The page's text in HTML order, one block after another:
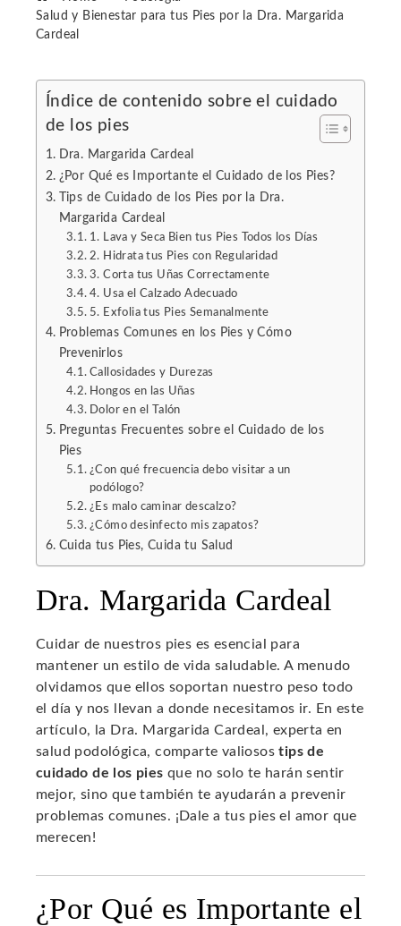
Salud y Bienestar para tus Pies por la Dra. Margarida
Cardeal
Índice de contenido sobre el cuidado
de los pies
Dra. Margarida Cardeal
¿Por Qué es Importante el Cuidado de los Pies?
Tips de Cuidado de los Pies por la Dra.
Margarida Cardeal
1. Lava y Seca Bien tus Pies Todos los Días
2. Hidrata tus Pies con Regularidad
3. Corta tus Uñas Correctamente
4. Usa el Calzado Adecuado
5. Exfolia tus Pies Semanalmente
Problemas Comunes en los Pies y Cómo
Prevenirlos
Callosidades y Durezas
Hongos en las Uñas
Dolor en el Talón
Preguntas Frecuentes sobre el Cuidado de los
Pies
¿Con qué frecuencia debo visitar a un
podólogo?
¿Es malo caminar descalzo?
¿Cómo desinfecto mis zapatos?
Cuida tus Pies, Cuida tu Salud
Dra. Margarida Cardeal
Cuidar de nuestros pies es esencial para
mantener un estilo de vida saludable. A menudo
olvidamos que ellos soportan nuestro peso todo
el día y nos llevan a donde necesitamos ir. En este
artículo, la Dra. Margarida Cardeal, experta en
salud podológica, comparte valiosostips de
cuidado de los pies que no solo te harán sentir
mejor, sino que también te ayudarán a prevenir
problemas comunes. ¡Dale a tus pies el amor que
merecen!
¿Por Qué es Importante el